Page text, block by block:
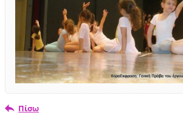
Πίσω